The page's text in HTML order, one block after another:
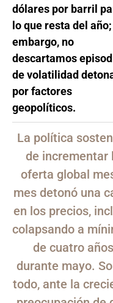
dólares por barril
lo que resta del
embargo, no
descartamos
de volatilidad
por factores
geopolíticos.
La política
de incrementar
oferta global
mes detonó una
en los precios,
colapsando a
de cuatro años
durante mayo.
todo, ante la